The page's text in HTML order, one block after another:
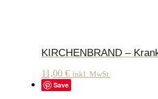
KIRCHENBRAND –
11,00 € inkl. MwSt.
Save